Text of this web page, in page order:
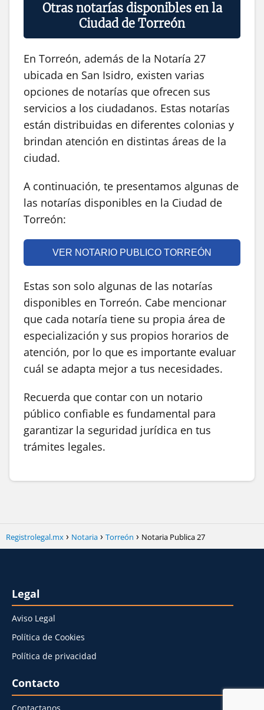
Otras notarías disponibles en la
Ciudad de Torreón
En Torreón, además de la Notaría 27
ubicada en San Isidro, existen varias
opciones de notarías que ofrecen sus
servicios a los ciudadanos. Estas notarías
están distribuidas en diferentes colonias y
brindan atención en distintas áreas de la
ciudad.
A continuación, te presentamos algunas de
las notarías disponibles en la Ciudad de
Torreón:
VER NOTARIO PUBLICO TORREÓN
Estas son solo algunas de las notarías
disponibles en Torreón. Cabe mencionar
que cada notaría tiene su propia área de
especialización y sus propios horarios de
atención, por lo que es importante evaluar
cuál se adapta mejor a tus necesidades.
Recuerda que contar con un notario
público confiable es fundamental para
garantizar la seguridad jurídica en tus
trámites legales.
Registrolegal.mx Notaria Torreón Notaria Publica 27
Legal
Aviso Legal
Política de Cookies
Política de privacidad
Contacto
Contactanos